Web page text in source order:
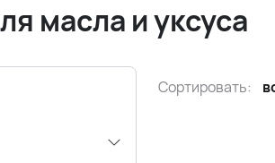
масла и уксуса
Сортировать: